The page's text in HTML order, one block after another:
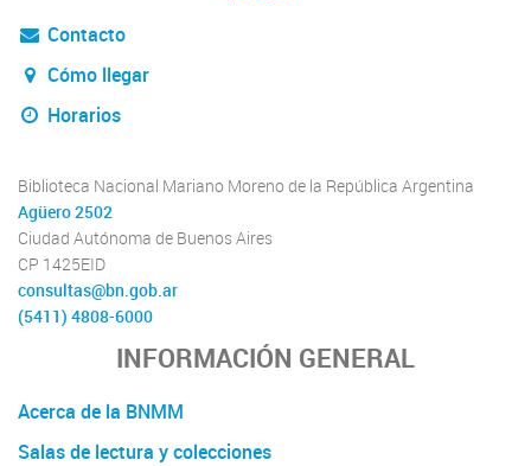
Contacto
Cómo llegar
Horarios
Biblioteca Nacional Mariano Moreno de la República Argentina
Agüero 2502
Ciudad Autónoma de Buenos Aires
CP 1425EID
consultas@bn.gob.ar
(5411) 4808-6000
INFORMACIÓN GENERAL
Acerca de la BNMM
Salas de lectura y colecciones